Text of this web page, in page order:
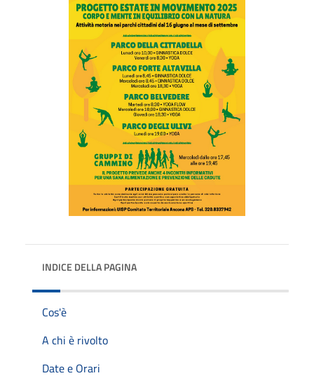
INDICE DELLA PAGINA
Cos'è
A chi è rivolto
Date e Orari